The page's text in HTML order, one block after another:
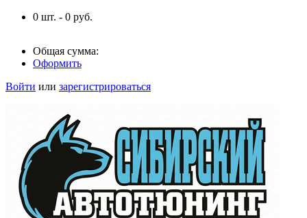
0 шт. - 0 руб.
Общая сумма:
Оформить
Войти или зарегистрироваться